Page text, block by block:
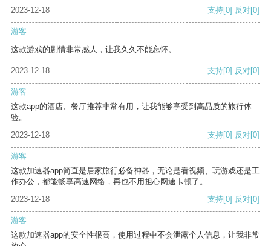
2023-12-18
支持[0] 反对[0]
游客
这款游戏的剧情非常感人，让我久久不能忘怀。
2023-12-18 支持[0] 反对[0]
游客
这款app的酒店、餐厅推荐非常有用，让我能够享受到高品质的旅行体
验。
2023-12-18
支持[0] 反对[0]
游客
这款加速器app简直是居家旅行必备神器，无论是看视频、玩游戏还是工
作办公，都能畅享高速网络，再也不用担心网速卡顿了。
2023-12-18
支持[0] 反对[0]
游客
这款加速器app的安全性很高，使用过程中不会泄露个人信息，让我非常